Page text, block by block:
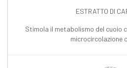
ESTRATTO DI
Stimola il metabolismo del cuoio
microcircolazione